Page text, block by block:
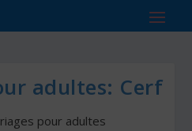
adultes: Cerf
pour adultes